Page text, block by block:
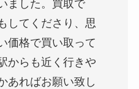
ました。買取で
してくださり、思
価格で買い取って
からも近く行きや
あればお願い致し